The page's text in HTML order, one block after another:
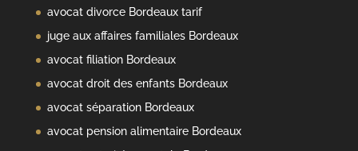
avocat divorce Bordeaux tarif
juge aux affaires familiales Bordeaux
avocat filiation Bordeaux
avocat droit des enfants Bordeaux
avocat séparation Bordeaux
avocat pension alimentaire Bordeaux